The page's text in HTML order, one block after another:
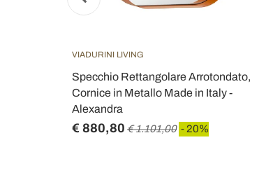
VIADURINI LIVING
Specchio Rettangolare Arrotondato,
Cornice in Metallo Made in Italy -
Alexandra
€ 880,80 € 1.101,00 - 20%